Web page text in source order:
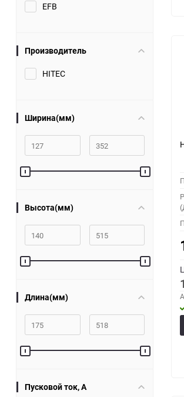
EFB
Производитель
HITEC
Ширина(мм)
Высота(мм)
Длина(мм)
Пусковой ток, A